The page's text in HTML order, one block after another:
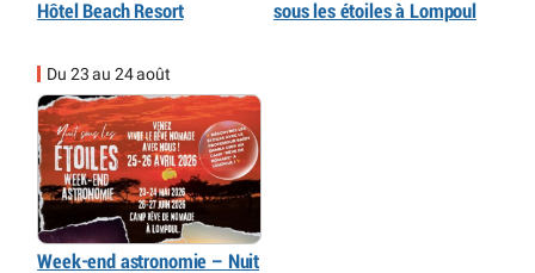
Hôtel Beach Resort
sous les étoiles à Lompoul
Du 23 au 24 août
Week-end astronomie – Nuit